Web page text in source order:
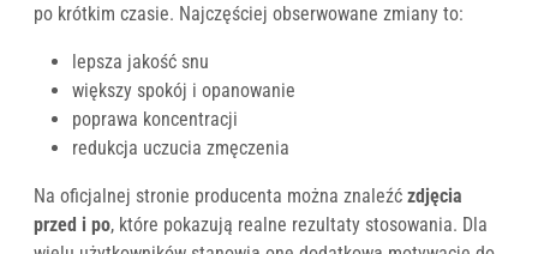
po krótkim czasie. Najczęściej obserwowane zmiany to:
lepsza jakość snu
większy spokój i opanowanie
poprawa koncentracji
redukcja uczucia zmęczenia
Na oficjalnej stronie producenta można znaleźć zdjęcia
przed i po, które pokazują realne rezultaty stosowania. Dla